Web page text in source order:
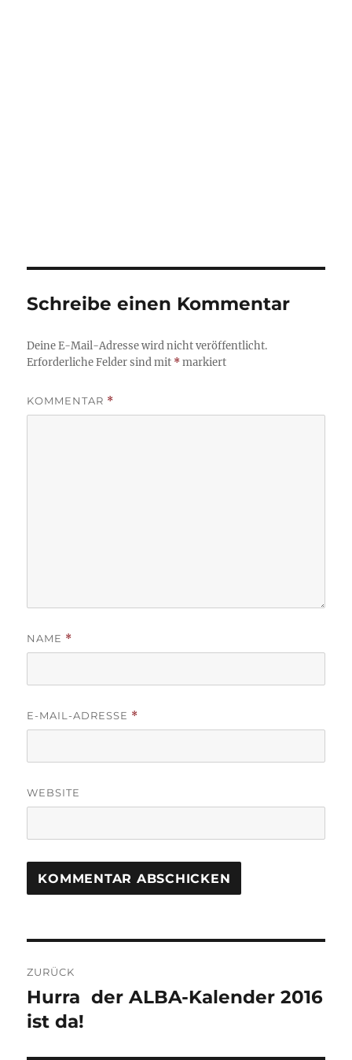
Schreibe einen Kommentar
Deine E-Mail-Adresse wird nicht veröffentlicht.
Erforderliche Felder sind mit *markiert
KOMMENTAR *
NAME *
E-MAIL-ADRESSE *
WEBSITE
ZURÜCK
Vorheriger
Beitrag:
Hurra  der ALBA-Kalender 2016
ist da!